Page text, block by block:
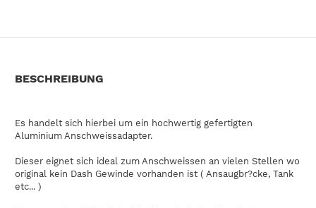
BESCHREIBUNG
Es handelt sich hierbei um ein hochwertig gefertigten
Aluminium Anschweissadapter.
Dieser eignet sich ideal zum Anschweissen an vielen Stellen wo
original kein Dash Gewinde vorhanden ist ( Ansaugbr?cke, Tank
etc... )